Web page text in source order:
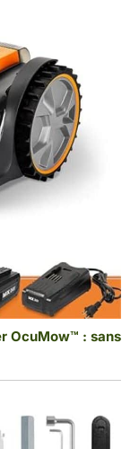
OcuMow™ : sans